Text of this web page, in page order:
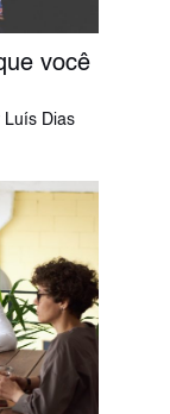
você
Luís Dias